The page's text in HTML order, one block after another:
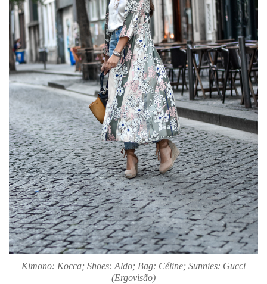
Kimono: Kocca; Shoes: Aldo; Bag: Céline; Sunnies: Gucci
(Ergovisão)